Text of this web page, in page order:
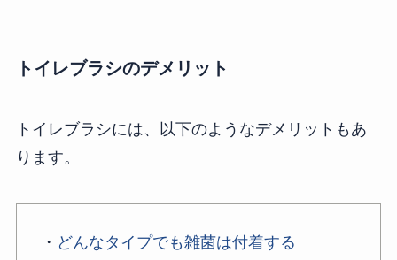
トイレブラシのデメリット
トイレブラシには、以下のようなデメリットもあ
ります。
・ どんなタイプでも雑菌は付着する